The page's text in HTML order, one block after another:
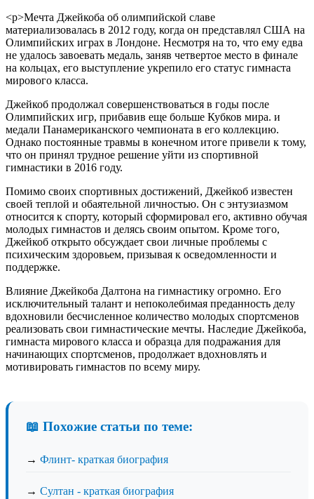
<р>Мечта Джейкоба об олимпийской славе
материализовалась в 2012 году, когда он представлял США на
Олимпийских играх в Лондоне. Несмотря на то, что ему едва
не удалось завоевать медаль, заняв четвертое место в финале
на кольцах, его выступление укрепило его статус гимнаста
мирового класса.
Джейкоб продолжал совершенствоваться в годы после
Олимпийских игр, прибавив еще больше Кубков мира. и
медали Панамериканского чемпионата в его коллекцию.
Однако постоянные травмы в конечном итоге привели к тому,
что он принял трудное решение уйти из спортивной
гимнастики в 2016 году.
Помимо своих спортивных достижений, Джейкоб известен
своей теплой и обаятельной личностью. Он с энтузиазмом
относится к спорту, который сформировал его, активно обучая
молодых гимнастов и делясь своим опытом. Кроме того,
Джейкоб открыто обсуждает свои личные проблемы с
психическим здоровьем, призывая к осведомленности и
поддержке.
Влияние Джейкоба Далтона на гимнастику огромно. Его
исключительный талант и непоколебимая преданность делу
вдохновили бесчисленное количество молодых спортсменов
реализовать свои гимнастические мечты. Наследие Джейкоба,
гимнаста мирового класса и образца для подражания для
начинающих спортсменов, продолжает вдохновлять и
мотивировать гимнастов по всему миру.
📖 Похожие статьи по теме:
→ Флинт- краткая биография
→ Султан - краткая биография